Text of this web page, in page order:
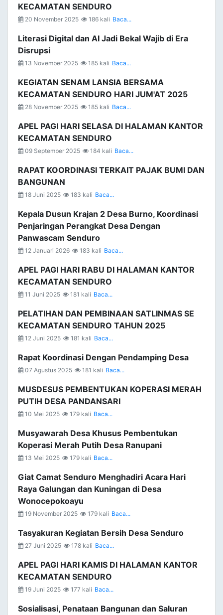
KECAMATAN SENDURO
20 November 2025 186 kali Baca...
Literasi Digital dan AI Jadi Bekal Wajib di Era
Disrupsi
13 November 2025 185 kali Baca...
KEGIATAN SENAM LANSIA BERSAMA
KECAMATAN SENDURO HARI JUM'AT 2025
28 November 2025 185 kali Baca...
APEL PAGI HARI SELASA DI HALAMAN KANTOR
KECAMATAN SENDURO
09 September 2025 184 kali Baca...
RAPAT KOORDINASI TERKAIT PAJAK BUMI DAN
BANGUNAN
18 Juni 2025 183 kali Baca...
Kepala Dusun Krajan 2 Desa Burno, Koordinasi
Penjaringan Perangkat Desa Dengan
Panwascam Senduro
12 Januari 2026 183 kali Baca...
APEL PAGI HARI RABU DI HALAMAN KANTOR
KECAMATAN SENDURO
11 Juni 2025 181 kali Baca...
PELATIHAN DAN PEMBINAAN SATLINMAS SE
KECAMATAN SENDURO TAHUN 2025
12 Juni 2025 181 kali Baca...
Rapat Koordinasi Dengan Pendamping Desa
07 Agustus 2025 181 kali Baca...
MUSDESUS PEMBENTUKAN KOPERASI MERAH
PUTIH DESA PANDANSARI
10 Mei 2025 179 kali Baca...
Musyawarah Desa Khusus Pembentukan
Koperasi Merah Putih Desa Ranupani
13 Mei 2025 179 kali Baca...
Giat Camat Senduro Menghadiri Acara Hari
Raya Galungan dan Kuningan di Desa
Wonocepokoayu
19 November 2025 179 kali Baca...
Tasyakuran Kegiatan Bersih Desa Senduro
27 Juni 2025 178 kali Baca...
APEL PAGI HARI KAMIS DI HALAMAN KANTOR
KECAMATAN SENDURO
19 Juni 2025 177 kali Baca...
Sosialisasi, Penataan Bangunan dan Saluran